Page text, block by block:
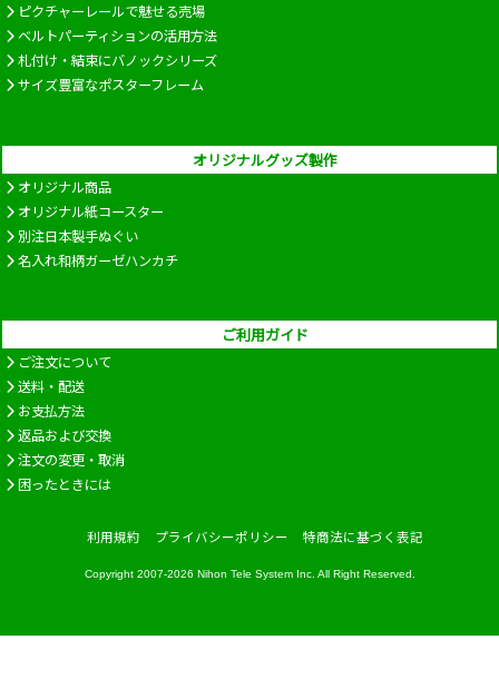
ピクチャーレールで魅せる売場
ベルトパーティションの活用方法
札付け・結束にバノックシリーズ
サイズ豊富なポスターフレーム
オリジナルグッズ製作
オリジナル商品
オリジナル紙コースター
別注日本製手ぬぐい
名入れ和柄ガーゼハンカチ
ご利用ガイド
ご注文について
送料・配送
お支払方法
返品および交換
注文の変更・取消
困ったときには
利用規約 プライバシーポリシー 特商法に基づく表記
Copyright 2007-2026 Nihon Tele System Inc. All Right Reserved.